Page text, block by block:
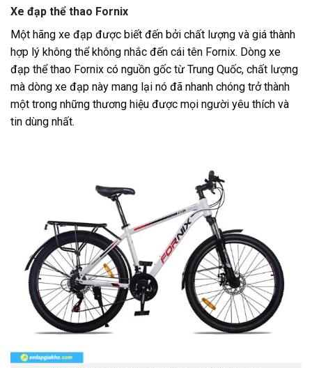
Xe đạp thể thao Fornix
Một hãng xe đạp được biết đến bởi chất lượng và giá thành
hợp lý không thể không nhắc đến cái tên Fornix. Dòng xe
đạp thể thao Fornix có nguồn gốc từ Trung Quốc, chất lượng
mà dòng xe đạp này mang lại nó đã nhanh chóng trở thành
một trong những thương hiệu được mọi người yêu thích và
tin dùng nhất.